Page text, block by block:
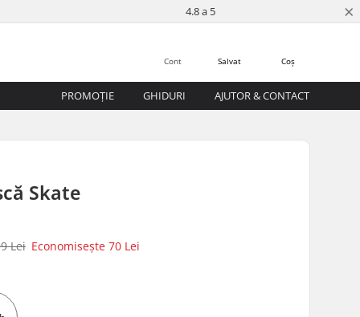
4.8 a 5 ×
Coș
Salvat
Cont
PROMOȚIE GHIDURI AJUTOR & CONTACT
Skate
Lei Economisește70 Lei